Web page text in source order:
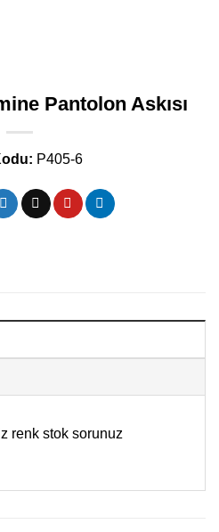
Pantolon Askısı
P405-6
renk stok sorunuz